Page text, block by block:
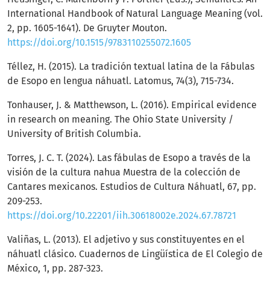
International Handbook of Natural Language Meaning (vol.
2, pp. 1605-1641). De Gruyter Mouton.
https://doi.org/10.1515/9783110255072.1605
Téllez, H. (2015). La tradición textual latina de la Fábulas
de Esopo en lengua náhuatl. Latomus, 74(3), 715-734.
Tonhauser, J. & Matthewson, L. (2016). Empirical evidence
in research on meaning. The Ohio State University /
University of British Columbia.
Torres, J. C. T. (2024). Las fábulas de Esopo a través de la
visión de la cultura nahua Muestra de la colección de
Cantares mexicanos. Estudios de Cultura Náhuatl, 67, pp.
209-253.
https://doi.org/10.22201/iih.30618002e.2024.67.78721
Valiñas, L. (2013). El adjetivo y sus constituyentes en el
náhuatl clásico. Cuadernos de Lingüística de El Colegio de
México, 1, pp. 287-323.